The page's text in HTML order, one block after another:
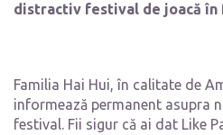
distractiv festival de joacă în
Familia Hai Hui, în calitate de
informează permanent asupra
festival. Fii sigur că ai dat Like